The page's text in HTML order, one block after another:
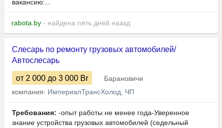
вакансию:...
rabota.by - найдена пять дней назад
Слесарь по ремонту грузовых автомобилей/
Автослесарь
от 2 000 до 3 000 Br
Барановичи
компания: ИмпериалТрансХолод, ЧП
Требования: -опыт работы не менее года-Уверенное
знание устройства грузовых автомобилей (седельный